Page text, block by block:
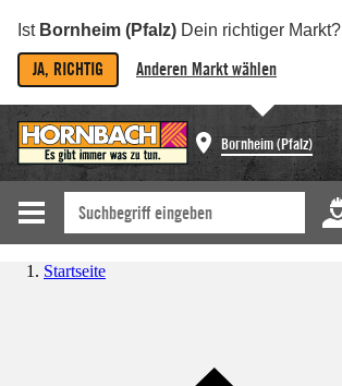
Ist Bornheim (Pfalz) Dein richtiger Markt?
JA, RICHTIG Anderen Markt wählen
Bornheim (Pfalz)
Startseite